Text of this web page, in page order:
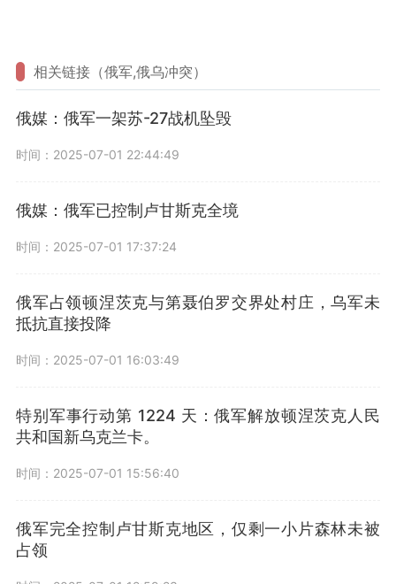
相关链接（俄军,俄乌冲突）
俄媒：俄军一架苏-27战机坠毁
时间：2025-07-01 22:44:49
俄媒：俄军已控制卢甘斯克全境
时间：2025-07-01 17:37:24
俄军占领顿涅茨克与第聂伯罗交界处村庄，乌军未
抵抗直接投降
时间：2025-07-01 16:03:49
特别军事行动第 1224 天：俄军解放顿涅茨克人民
共和国新乌克兰卡。
时间：2025-07-01 15:56:40
俄军完全控制卢甘斯克地区，仅剩一小片森林未被
占领